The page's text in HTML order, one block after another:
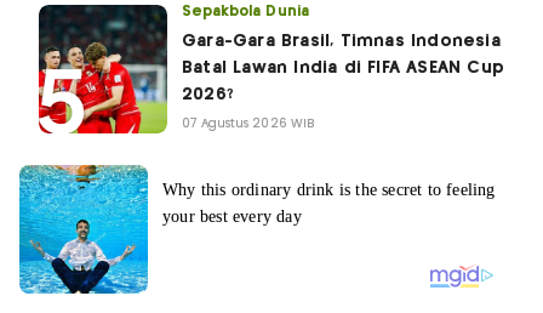
Sepakbola Dunia
Gara-Gara Brasil, Timnas Indonesia
Batal Lawan India di FIFA ASEAN Cup
2026?
07 Agustus 2026 WIB